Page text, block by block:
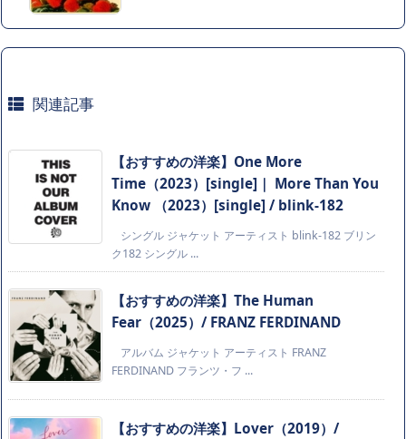
関連記事
【おすすめの洋楽】One More
Time（2023）[single]｜ More Than You
Know （2023）[single] / blink-182
シングル ジャケット アーティスト blink-182 ブリン
ク182 シングル ...
【おすすめの洋楽】The Human
Fear（2025）/ FRANZ FERDINAND
アルバム ジャケット アーティスト FRANZ
FERDINAND フランツ・フ ...
【おすすめの洋楽】Lover（2019）/